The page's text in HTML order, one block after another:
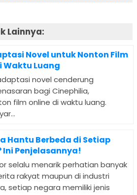
Lainnya:
Novel untuk Nonton Film
Waktu Luang
novel cenderung
bagi Cinephilia,
film online di waktu luang.
Hantu Berbeda di Setiap
Ini Penjelasannya!
selalu menarik perhatian banyak
rakyat maupun di industri
setiap negara memiliki jenis